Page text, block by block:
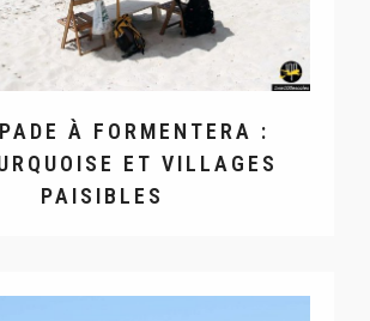
À FORMENTERA :
ET VILLAGES
PAISIBLES